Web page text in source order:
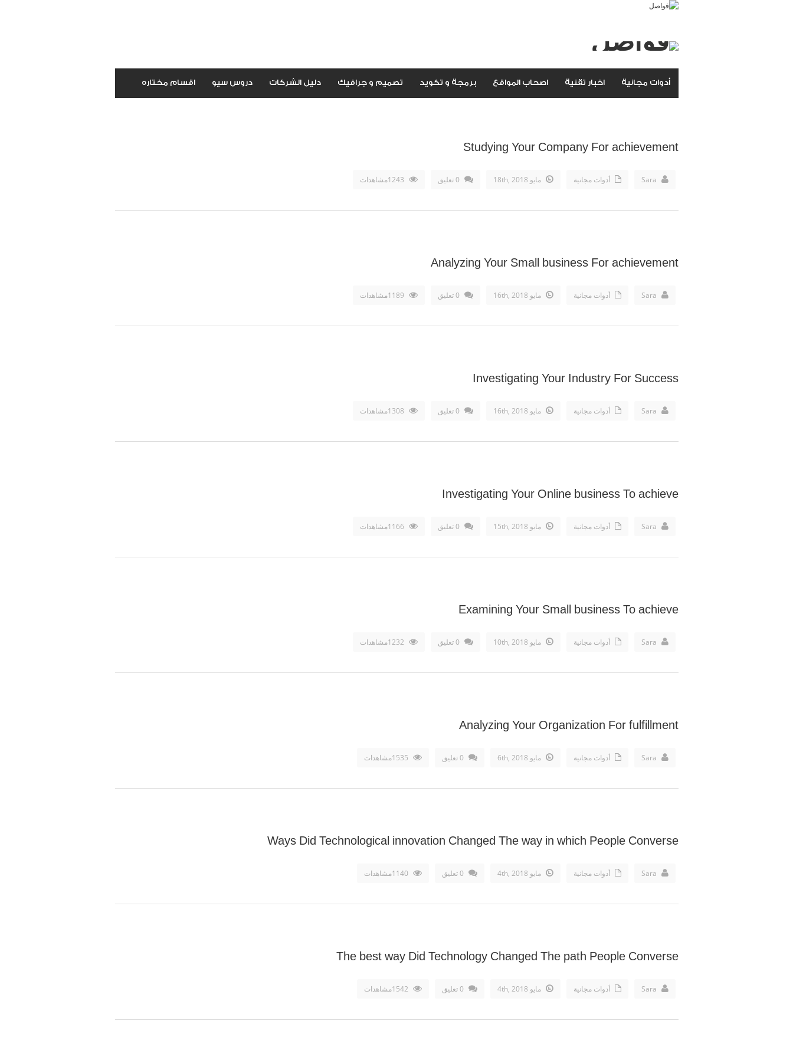
أدوات مجانية اخبار تقنية اصحاب المواقع برمجة و تكويد تصميم و جرافيك دليل الشركات دروس سيو اقسام مختاره
Studying Your Company For achievement
Sara أدوات مجانية مايو 18th, 2018 0 تعليق
Analyzing Your Small business For achievement
Sara أدوات مجانية مايو 16th, 2018 0 تعليق
Investigating Your Industry For Success
Sara أدوات مجانية مايو 16th, 2018 0 تعليق
Investigating Your Online business To achieve
Sara أدوات مجانية مايو 15th, 2018 0 تعليق
Examining Your Small business To achieve
Sara أدوات مجانية مايو 10th, 2018 0 تعليق
Analyzing Your Organization For fulfillment
Sara أدوات مجانية مايو 6th, 2018 0 تعليق
Ways Did Technological innovation Changed The way in which People Converse
Sara أدوات مجانية مايو 4th, 2018 0 تعليق
The best way Did Technology Changed The path People Converse
Sara أدوات مجانية مايو 4th, 2018 0 تعليق